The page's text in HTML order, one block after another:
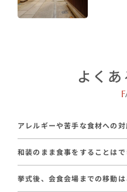
よく
F
アレルギーや苦手な食材への
【対応例】
和装のまま食事をすることはで
挙式後、会食会場までの移動は